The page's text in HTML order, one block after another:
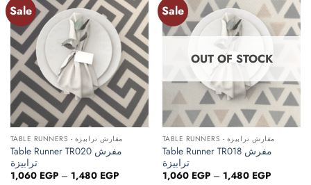
Sale
Add to
wishlist
TABLE RUNNERS - مفارش ترابيزة
Table Runner TR020 مفرش
ترابيزة
1,060 EGP – 1,480 EGPPrice
Sale
Add to
wishlist
OUT OF STOCK
TABLE RUNNERS - مفارش ترابيزة
Table Runner TR018 مفرش
ترابيزة
1,060 EGP – 1,480 EGPPrice